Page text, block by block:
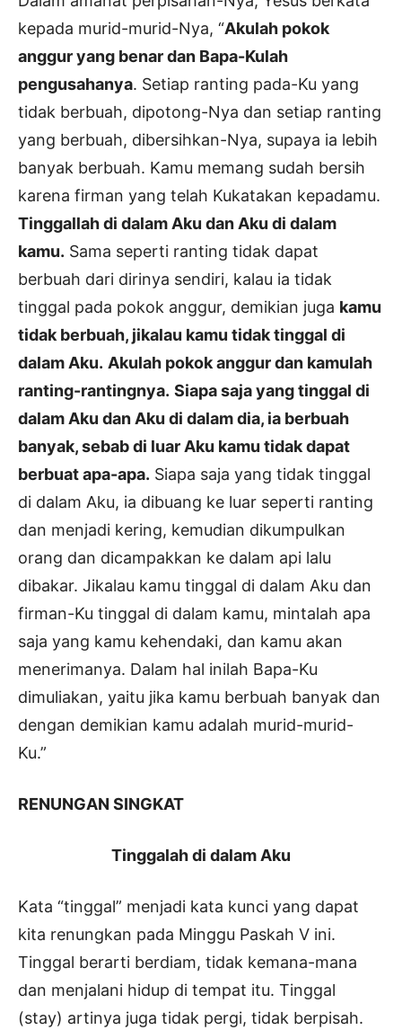
kepada murid-murid-Nya, “Akulah pokok
anggur yang benar dan Bapa-Kulah
pengusahanya. Setiap ranting pada-Ku yang
tidak berbuah, dipotong-Nya dan setiap ranting
yang berbuah, dibersihkan-Nya, supaya ia lebih
banyak berbuah. Kamu memang sudah bersih
karena firman yang telah Kukatakan kepadamu.
Tinggallah di dalam Aku dan Aku di dalam
kamu. Sama seperti ranting tidak dapat
berbuah dari dirinya sendiri, kalau ia tidak
tinggal pada pokok anggur, demikian juga kamu
tidak berbuah, jikalau kamu tidak tinggal di
dalam Aku. Akulah pokok anggur dan kamulah
ranting-rantingnya. Siapa saja yang tinggal di
dalam Aku dan Aku di dalam dia, ia berbuah
banyak, sebab di luar Aku kamu tidak dapat
berbuat apa-apa. Siapa saja yang tidak tinggal
di dalam Aku, ia dibuang ke luar seperti ranting
dan menjadi kering, kemudian dikumpulkan
orang dan dicampakkan ke dalam api lalu
dibakar. Jikalau kamu tinggal di dalam Aku dan
firman-Ku tinggal di dalam kamu, mintalah apa
saja yang kamu kehendaki, dan kamu akan
menerimanya. Dalam hal inilah Bapa-Ku
dimuliakan, yaitu jika kamu berbuah banyak dan
dengan demikian kamu adalah murid-murid-
Ku.”
RENUNGAN SINGKAT
Tinggalah di dalam Aku
Kata “tinggal” menjadi kata kunci yang dapat
kita renungkan pada Minggu Paskah V ini.
Tinggal berarti berdiam, tidak kemana-mana
dan menjalani hidup di tempat itu. Tinggal
(stay) artinya juga tidak pergi, tidak berpisah.